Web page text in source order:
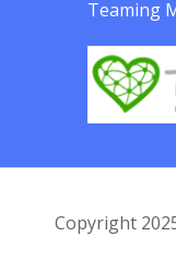
Teaming
Copyright